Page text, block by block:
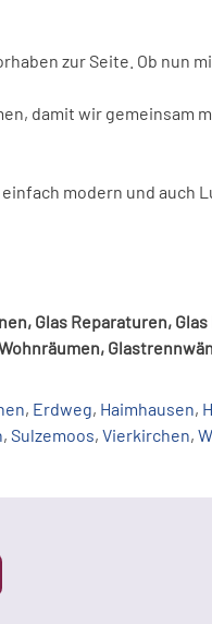
zur Seite. Ob nun
damit wir gemeinsam
modern und auch
Glas Reparaturen,
, Erdweg, Haimhausen,
, Sulzemoos, Vierkirchen,